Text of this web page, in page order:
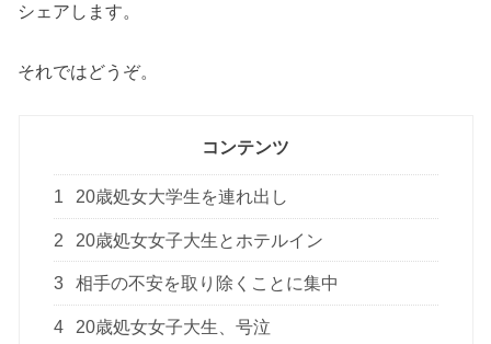
シェアします。
それではどうぞ。
コンテンツ
1 20歳処女大学生を連れ出し
2 20歳処女女子大生とホテルイン
3 相手の不安を取り除くことに集中
4 20歳処女女子大生、号泣